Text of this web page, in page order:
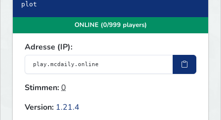
plot
ONLINE (0/999 players)
Adresse (IP):
Stimmen:0
Version: 1.21.4